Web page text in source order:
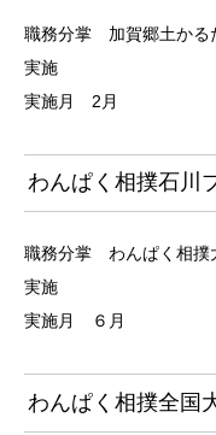
職務分掌 加賀郷土かる
実施
実施月 2月
わんぱく相撲石川
職務分掌 わんぱく相撲
実施
実施月 ６月
わんぱく相撲全国